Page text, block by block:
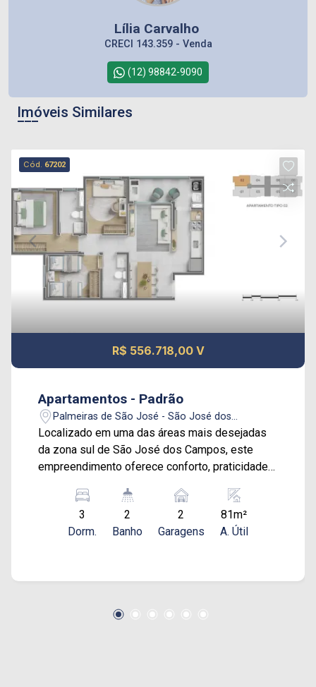
Lília Carvalho
CRECI 143.359 - Venda
(12) 98842-9090
Imóveis Similares
Cód. 67202
R$ 556.718,00 V
Apartamentos - Padrão
Palmeiras de São José - São José dos
Campos/SP
Localizado em uma das áreas mais desejadas
da zona sul de São José dos Campos, este
empreendimento oferece conforto, praticidade e
conta com uma planta bem distribuída em 3
dormitórios, incluindo 1 suíte espaçosa para o
conforto e privacidade de toda a família. A área
convivência, além de uma sala de jantar
funcional e moderno. A varanda com
3
Dorm.
2
Banho
2
Garagens
81m²
A. Útil